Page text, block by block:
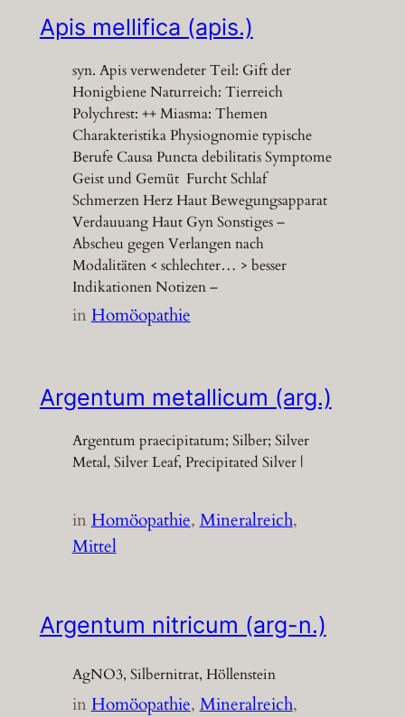
Apis mellifica (apis.)
syn. Apis verwendeter Teil: Gift der
Honigbiene Naturreich: Tierreich
Polychrest: ++ Miasma: Themen
Charakteristika Physiognomie typische
Berufe Causa Puncta debilitatis Symptome
Geist und Gemüt Furcht Schlaf
Schmerzen Herz Haut Bewegungsapparat
Verdauuang Haut Gyn Sonstiges –
Abscheu gegen Verlangen nach
Modalitäten < schlechter… > besser
Indikationen Notizen –
inHomöopathie
Argentum metallicum (arg.)
Argentum praecipitatum; Silber; Silver
Metal, Silver Leaf, Precipitated Silver |
inHomöopathie, Mineralreich
Mittel
Argentum nitricum (arg-n.)
AgNO3, Silbernitrat, Höllenstein
inHomöopathie, Mineralreich